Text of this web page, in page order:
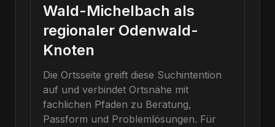
Wald-Michelbach als
regionaler Odenwald-
Knoten
Die Ortsseite greift diese Suchintention
auf und verbindet Ortsnähe mit
fachlichen Pfaden zu Beratung,
Passform und Problemlösungen. Für